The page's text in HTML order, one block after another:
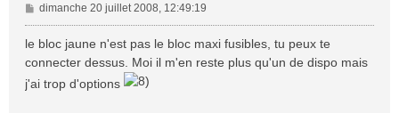
M
e
s
g
dimanche 20 juillet 2008, 12:49:19
le bloc jaune n'est pas le bloc maxi fusibles, tu peux te
connecter dessus. Moi il m'en reste plus qu'un de dispo mais
j'ai trop d'options